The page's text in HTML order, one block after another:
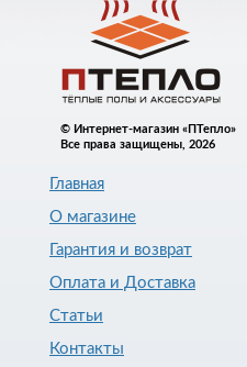
© Интернет-магазин «ПТепло»
Все права защищены, 2026
Главная
О магазине
Гарантия и возврат
Оплата и Доставка
Статьи
Контакты